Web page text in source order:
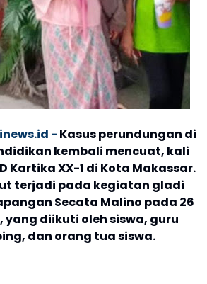
- Kasus perundungan di
kembali mencuat, kali
Kartika XX-1 di Kota Makassar.
terjadi pada kegiatan gladi
Secata Malino pada 26
yang diikuti oleh siswa, guru
dan orang tua siswa.